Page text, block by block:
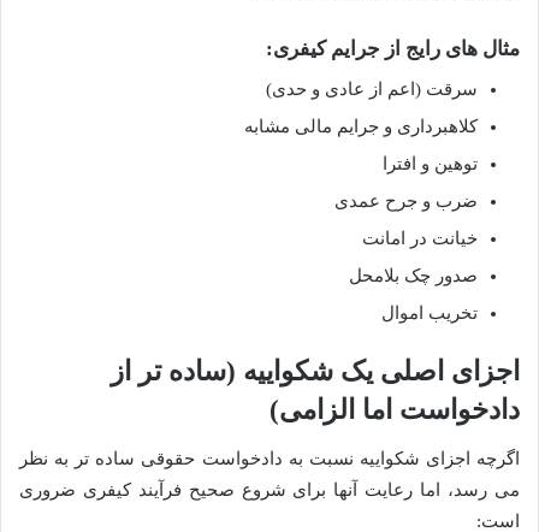
مثال های رایج از جرایم کیفری:
سرقت (اعم از عادی و حدی)
کلاهبرداری و جرایم مالی مشابه
توهین و افترا
ضرب و جرح عمدی
خیانت در امانت
صدور چک بلامحل
تخریب اموال
اجزای اصلی یک شکواییه (ساده تر از
دادخواست اما الزامی)
اگرچه اجزای شکواییه نسبت به دادخواست حقوقی ساده تر به نظر
می رسد، اما رعایت آنها برای شروع صحیح فرآیند کیفری ضروری
است: